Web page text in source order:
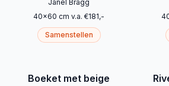
Janel Bragg
40x60 cm v.a. €181,-
Samenstellen
Boeket met beige